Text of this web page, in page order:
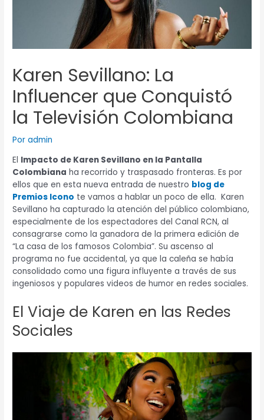
Karen Sevillano: La
Influencer que Conquistó
la Televisión Colombiana
Poradmin
El Impacto de Karen Sevillano en la Pantalla
Colombiana ha recorrido y traspasado fronteras. Es por
ellos que en esta nueva entrada de nuestro blog de
Premios Icono te vamos a hablar un poco de ella.Karen
Sevillano ha capturado la atención del público colombiano,
especialmente de los espectadores del Canal RCN, al
consagrarse como la ganadora de la primera edición de
“La casa de los famosos Colombia”. Su ascenso al
programa no fue accidental, ya que la caleña se había
consolidado como una figura influyente a través de sus
ingeniosos y populares videos de humor en redes sociales.
El Viaje de Karen en las Redes
Sociales